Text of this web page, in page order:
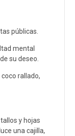
públicas.
mental
su deseo.
rallado,
y hojas
una cajilla,